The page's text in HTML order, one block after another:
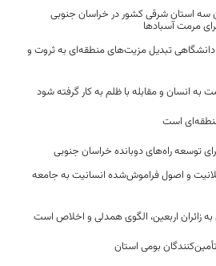
سه استان شرقی کشور در خراسان جنوبی
مرمت آسبادها
تبدیل مزیت‌های منطقه‌ای به ثروت و
به انسان و مقابله با ظلم به کار گرفته شود
است
و اصول فراموش‌شده انسانیت به جامعه
زائران اربعین، الگوی همدلی و اخلاص است
بومی استان